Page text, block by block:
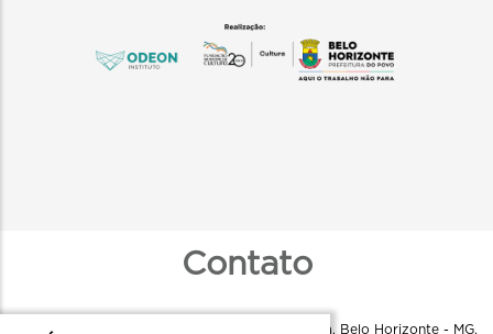
Contato
Instituto Odeon - R. Aquiles Lobo, 79 - Floresta, Belo Horizonte - MG,